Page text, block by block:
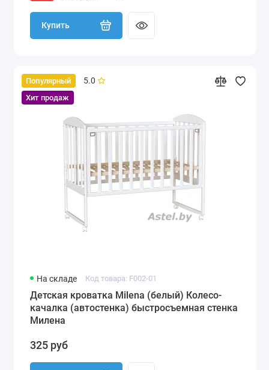
Купить
Популярный
Хит продаж
5.0
На складе Код товара: F002-01
Детская кроватка Milena (белый) Колесо-
качалка (автостенка) быстросъемная стенка
Милена
325 руб